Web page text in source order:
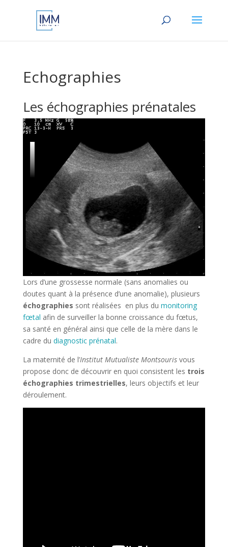
Echographies
Les échographies prénatales
Lors d’une grossesse normale (sans anomalies ou
doutes quant à la présence d’une anomalie), plusieurs
échographies sont réalisées en plus du monitoring
fœtal afin de surveiller la bonne croissance du fœtus,
sa santé en général ainsi que celle de la mère dans le
cadre du diagnostic prénatal.
La maternité de l’Institut Mutualiste Montsourisvous
propose donc de découvrir en quoi consistent les trois
échographies trimestrielles, leurs objectifs et leur
déroulement.